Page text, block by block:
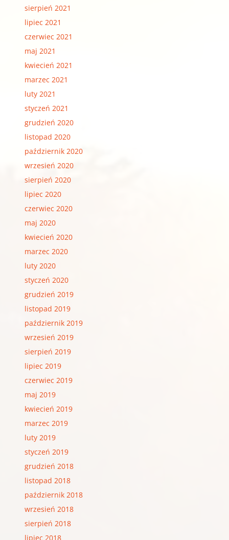
sierpień 2021
lipiec 2021
czerwiec 2021
maj 2021
kwiecień 2021
marzec 2021
luty 2021
styczeń 2021
grudzień 2020
listopad 2020
październik 2020
wrzesień 2020
sierpień 2020
lipiec 2020
czerwiec 2020
maj 2020
kwiecień 2020
marzec 2020
luty 2020
styczeń 2020
grudzień 2019
listopad 2019
październik 2019
wrzesień 2019
sierpień 2019
lipiec 2019
czerwiec 2019
maj 2019
kwiecień 2019
marzec 2019
luty 2019
styczeń 2019
grudzień 2018
listopad 2018
październik 2018
wrzesień 2018
sierpień 2018
lipiec 2018